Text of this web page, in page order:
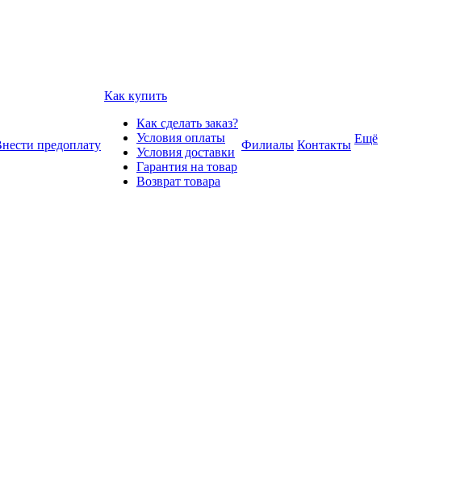
предоплату
Как купить
Как сделать заказ?
Условия оплаты
Условия доставки
Гарантия на товар
Возврат товара
Филиалы Контакты Ещё